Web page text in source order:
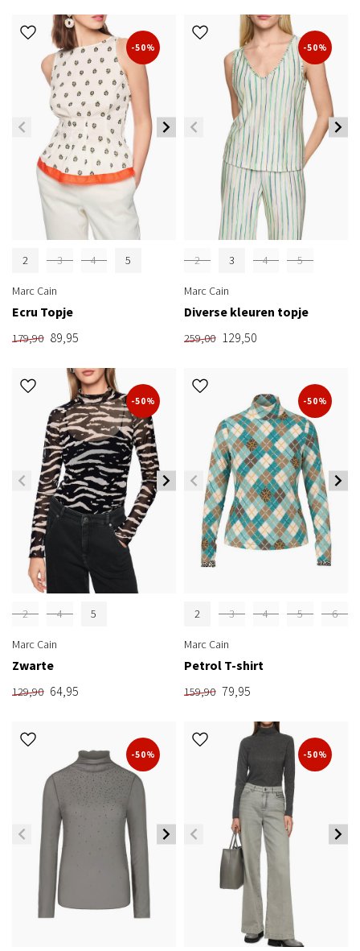
-50%
2 3 4 5
Marc Cain
Ecru Topje
179,90 89,95
-50%
2 3 4 5
Marc Cain
Diverse kleuren topje
259,00 129,50
-50%
2 4 5
Marc Cain
Zwarte
129,90 64,95
-50%
2 3 4 5 6
Marc Cain
Petrol T-shirt
159,90 79,95
-50% -50%